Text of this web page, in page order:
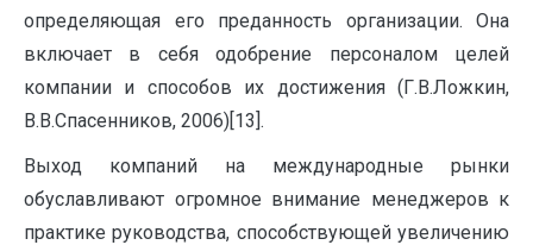
определяющая его преданность организации. Она
включает в себя одобрение персоналом целей
компании и способов их достижения (Г.В.Ложкин,
В.В.Спасенников, 2006)[13].
Выход компаний на международные рынки
обуславливают огромное внимание менеджеров к
практике руководства, способствующей увеличению